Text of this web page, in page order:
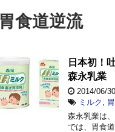
胃食道逆流
日本初！
森永乳業
2014/06/
ミルク
森永乳業は
では、胃食